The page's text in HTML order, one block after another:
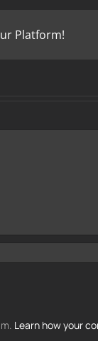
Platform!
Learn how your